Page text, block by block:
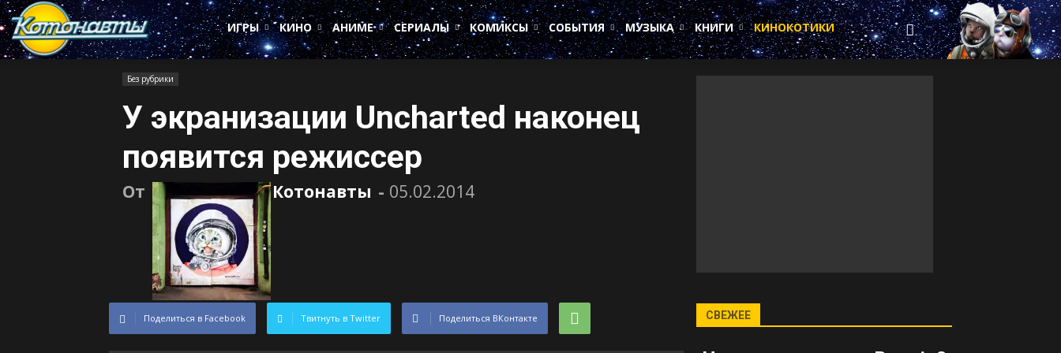
Котонавты
ИГРЫ
КИНО АНИМЕ СЕРИАЛЫ КОМИКСЫ СОБЫТИЯ МУЗЫКА КНИГИ КИНОКОТИКИ
Без рубрики
У экранизации Uncharted наконец
появится режиссер
От Котонавты - 05.02.2014
Поделиться в Facebook Твитнуть в Twitter Поделиться ВКонтакте СВЕЖЕЕ